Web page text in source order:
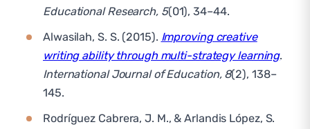
Educational Research, 5(01), 34–44.
Alwasilah, S. S. (2015). Improving creative
writing ability through multi-strategy learning.
International Journal of Education, 8(2), 138–
145.
Rodríguez Cabrera, J. M., & Arlandis López, S.